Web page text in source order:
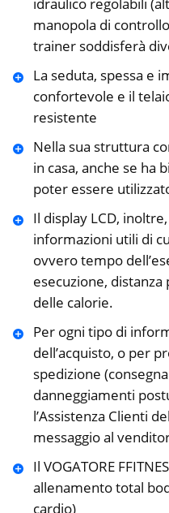
manopola di
trainer soddisferà
La seduta, spessa e
confortevole e il
resistente
Nella sua struttura
in casa, anche se ha
poter essere
Il display LCD,
informazioni utili di
ovvero tempo
esecuzione,
delle calorie.
Per ogni tipo di
dell’acquisto, o per
spedizione
danneggiamenti
l’Assistenza Clienti
messaggio al
Il VOGATORE
allenamento total
cardio)